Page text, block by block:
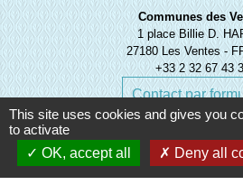
Communes des
1 place Billie D.
27180 Les Ventes -
+33 2 32 67 43
Contact par
This site uses cookies and gives you
to activate
OK, accept all
Deny all